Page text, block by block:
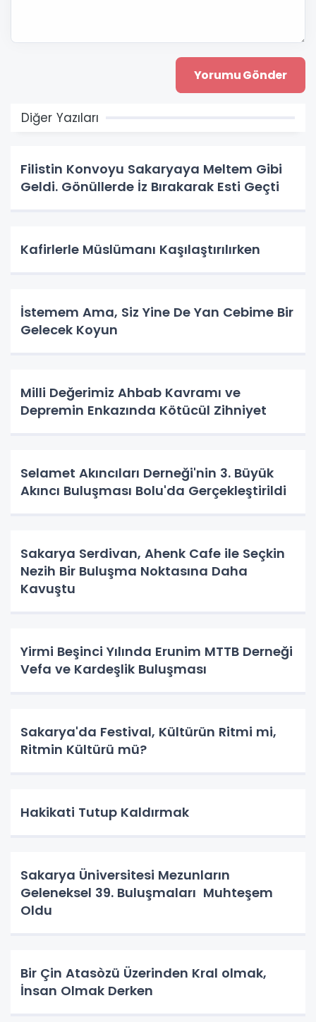
Diğer Yazıları
Filistin Konvoyu Sakaryaya Meltem Gibi
Geldi. Gönüllerde İz Bırakarak Esti Geçti
Kafirlerle Müslümanı Kaşılaştırılırken
İstemem Ama, Siz Yine De Yan Cebime Bir
Gelecek Koyun
Milli Değerimiz Ahbab Kavramı ve
Depremin Enkazında Kötücül Zihniyet
Selamet Akıncıları Derneği'nin 3. Büyük
Akıncı Buluşması Bolu'da Gerçekleştirildi
Sakarya Serdivan, Ahenk Cafe ile Seçkin
Nezih Bir Buluşma Noktasına Daha
Kavuştu
Yirmi Beşinci Yılında Erunim MTTB Derneği
Vefa ve Kardeşlik Buluşması
Sakarya'da Festival, Kültürün Ritmi mi,
Ritmin Kültürü mü?
Hakikati Tutup Kaldırmak
Sakarya Üniversitesi Mezunların
Geleneksel 39. Buluşmaları Muhteşem
Oldu
Bir Çin Atasòzü Üzerinden Kral olmak,
İnsan Olmak Derken